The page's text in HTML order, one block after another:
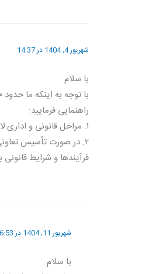
شهریور 4, 1404 در 14:37
با سلام
راهنمایی فرمایید:
۱. مراحل قانونی و اداری لازم برای ثبت و راه‌اندازی چنین تعاونی چیست؟
۲. در صورت تأسیس
فرآیندها و شرایط
شهریور 11, 1404 در 16:53
با سلام